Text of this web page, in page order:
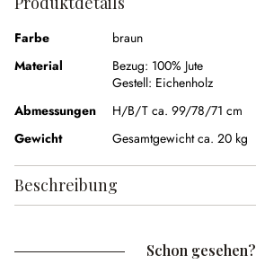
Farbe
braun
Material
Bezug: 100% Jute
Gestell: Eichenholz
Abmessungen
H/B/T ca. 99/78/71 cm
Gewicht
Gesamtgewicht ca. 20 kg
Beschreibung
Schon gesehen?